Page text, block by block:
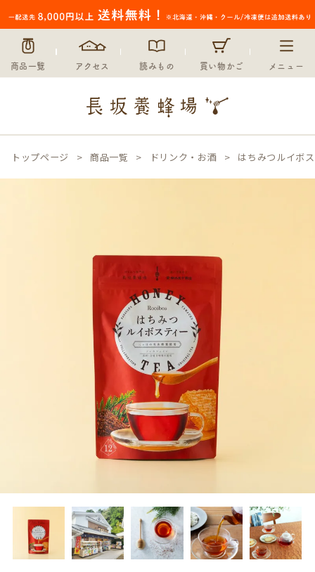
商品一覧 アクセス 読みもの 買い物かご メニュー
トップページ 商品一覧 ドリンク・お酒 はちみつルイボ